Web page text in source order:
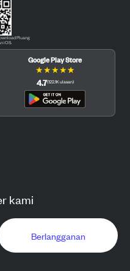
Pluang
iOS.
Google Play Store
★★★★★
4.7(122.1K ulasan)
kami
Berlangganan